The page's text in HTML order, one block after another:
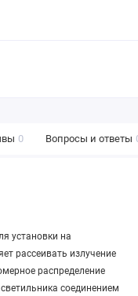
0 Вопросы и ответы
установки на
рассеивать излучение
распределение
соединением